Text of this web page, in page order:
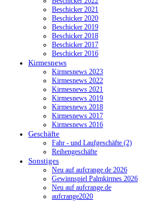
Beschicker 2021
Beschicker 2020
Beschicker 2019
Beschicker 2018
Beschicker 2017
Beschicker 2016
Kirmesnews
Kirmesnews 2023
Kirmesnews 2022
Kirmesnews 2021
Kirmesnews 2019
Kirmesnews 2018
Kirmesnews 2017
Kirmesnews 2016
Geschäfte
Fahr - und Laufgeschäfte (2)
Reihengeschäfte
Sonstiges
Neu auf aufcrange.de 2026
Gewinnspiel Palmkirmes 2026
Neu auf aufcrange.de
aufcrange2020